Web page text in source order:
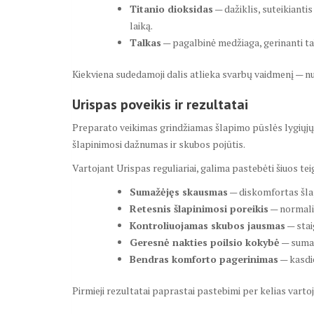
Titanio dioksidas — dažiklis,
laiką.
Talkas — pagalbinė medžiaga, gerinanti
Kiekviena sudedamoji dalis atlieka svarbų vaidmenį
Urispas poveikis ir rezultatai
Preparato veikimas grindžiamas šlapimo pūslės
šlapinimosi dažnumas ir skubos pojūtis.
Vartojant Urispas reguliariai, galima pastebėti šiuos
Sumažėjęs skausmas — diskomfortas
Retesnis šlapinimosi poreikis —
Kontroliuojamas skubos jausmas —
Geresnė nakties poilsio kokybė —
Bendras komforto pagerinimas —
Pirmieji rezultatai paprastai pastebimi per kelias